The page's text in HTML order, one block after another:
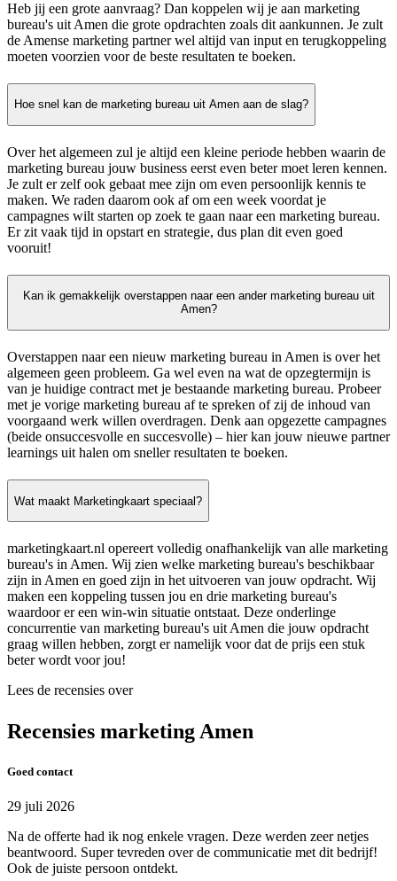
Heb jij een grote aanvraag? Dan koppelen wij je aan marketing
bureau's uit Amen die grote opdrachten zoals dit aankunnen. Je zult
de Amense marketing partner wel altijd van input en terugkoppeling
moeten voorzien voor de beste resultaten te boeken.
Hoe snel kan de marketing bureau uit Amen aan de slag?
Over het algemeen zul je altijd een kleine periode hebben waarin de
marketing bureau jouw business eerst even beter moet leren kennen.
Je zult er zelf ook gebaat mee zijn om even persoonlijk kennis te
maken. We raden daarom ook af om een week voordat je
campagnes wilt starten op zoek te gaan naar een marketing bureau.
Er zit vaak tijd in opstart en strategie, dus plan dit even goed
vooruit!
Kan ik gemakkelijk overstappen naar een ander marketing bureau uit
Amen?
Overstappen naar een nieuw marketing bureau in Amen is over het
algemeen geen probleem. Ga wel even na wat de opzegtermijn is
van je huidige contract met je bestaande marketing bureau. Probeer
met je vorige marketing bureau af te spreken of zij de inhoud van
voorgaand werk willen overdragen. Denk aan opgezette campagnes
(beide onsuccesvolle en succesvolle) – hier kan jouw nieuwe partner
learnings uit halen om sneller resultaten te boeken.
Wat maakt Marketingkaart speciaal?
marketingkaart.nl opereert volledig onafhankelijk van alle marketing
bureau's in Amen. Wij zien welke marketing bureau's beschikbaar
zijn in Amen en goed zijn in het uitvoeren van jouw opdracht. Wij
maken een koppeling tussen jou en drie marketing bureau's
waardoor er een win-win situatie ontstaat. Deze onderlinge
concurrentie van marketing bureau's uit Amen die jouw opdracht
graag willen hebben, zorgt er namelijk voor dat de prijs een stuk
beter wordt voor jou!
Lees de recensies over
Recensies marketing Amen
Goed contact
29 juli 2026
Na de offerte had ik nog enkele vragen. Deze werden zeer netjes
beantwoord. Super tevreden over de communicatie met dit bedrijf!
Ook de juiste persoon ontdekt.